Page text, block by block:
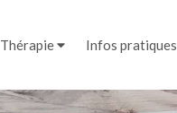
Thérapie Infos pratiques